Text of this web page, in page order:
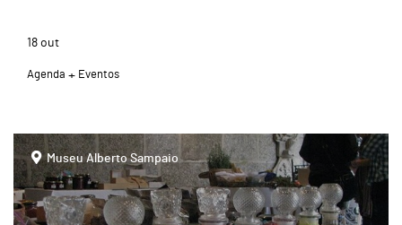
18 out
Agenda Eventos
page
Museu Alberto Sampaio